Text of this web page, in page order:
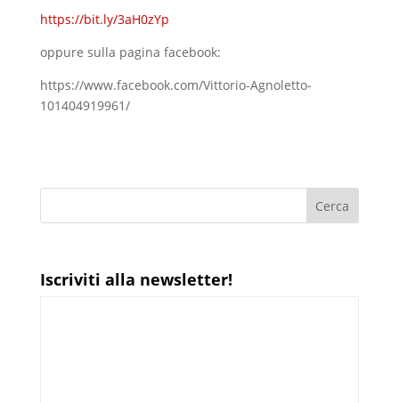
https://bit.ly/3aH0zYp
oppure sulla pagina facebook:
https://www.facebook.com/Vittorio-Agnoletto-
101404919961/
Iscriviti alla newsletter!